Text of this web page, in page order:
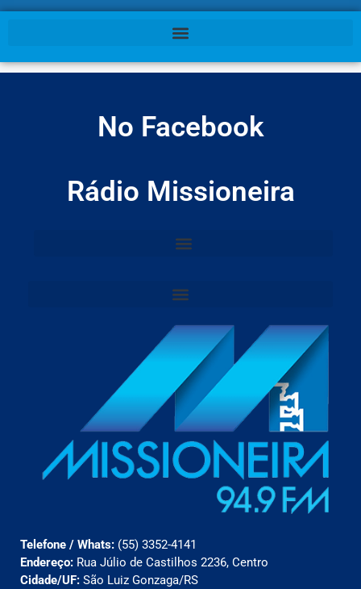
No Facebook
Rádio Missioneira
Telefone / Whats: (55) 3352-4141
Endereço: Rua Júlio de Castilhos 2236, Centro
Cidade/UF: São Luiz Gonzaga/RS